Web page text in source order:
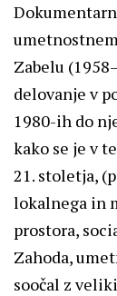
Zabelu
delovanje v
1980-ih do
kako se je v
21. stoletja,
lokalnega in
prostora,
Zahoda,
soočal z